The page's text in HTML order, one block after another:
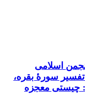
اسلامی
(از ۹ تا ۳۰ بهمن ۱۳۲۶)؛ تفسیر سورۀ بقره،
چیستی معجزه